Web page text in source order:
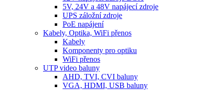
5V, 24V a 48V napájecí zdroje
UPS záložní zdroje
PoE napájení
Kabely, Optika, WiFi přenos
Kabely
Komponenty pro optiku
WiFi přenos
UTP video baluny
AHD, TVI, CVI baluny
VGA, HDMI, USB baluny